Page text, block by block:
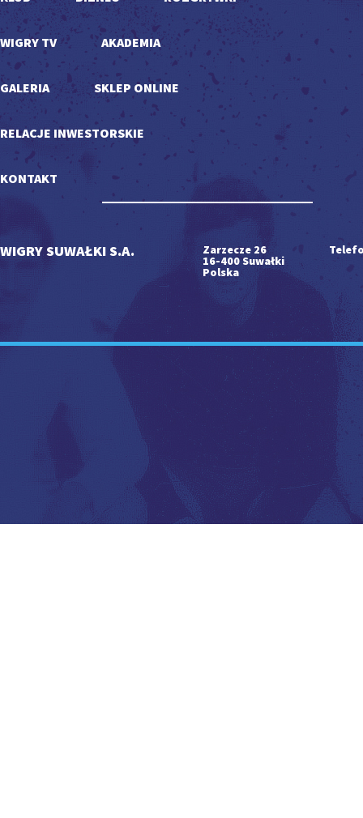
WIGRY TV AKADEMIA
GALERIA SKLEP ONLINE
RELACJE INWESTORSKIE
KONTAKT
WIGRY SUWAŁKI S.A. Zarzecze 26
16-400 Suwałki
Polska